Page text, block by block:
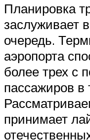
Планировка
заслуживает
очередь.
аэропорта
более трех с
пассажиров в
принимает